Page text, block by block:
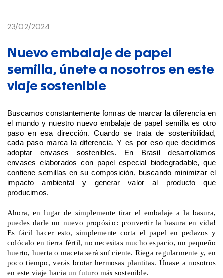
23/02/2024
Nuevo embalaje de papel
semilla, únete a nosotros en este
viaje sostenible
Buscamos constantemente formas de marcar la diferencia en
el mundo y nuestro nuevo embalaje de papel semilla es otro
paso en esa dirección. Cuando se trata de sostenibilidad,
cada paso marca la diferencia. Y es por eso que decidimos
adoptar envases sostenibles. En Brasil desarrollamos
envases elaborados con papel especial biodegradable, que
contiene semillas en su composición, buscando minimizar el
impacto ambiental y generar valor al producto que
producimos.
Ahora, en lugar de simplemente tirar el embalaje a la basura,
puedes darle un nuevo propósito: ¡convertir la basura en vida!
Es fácil hacer esto, simplemente corta el papel en pedazos y
colócalo en tierra fértil, no necesitas mucho espacio, un pequeño
huerto, huerta o maceta será suficiente. Riega regularmente y, en
poco tiempo, verás brotar hermosas plantitas. Únase a nosotros
en este viaje hacia un futuro más sostenible.